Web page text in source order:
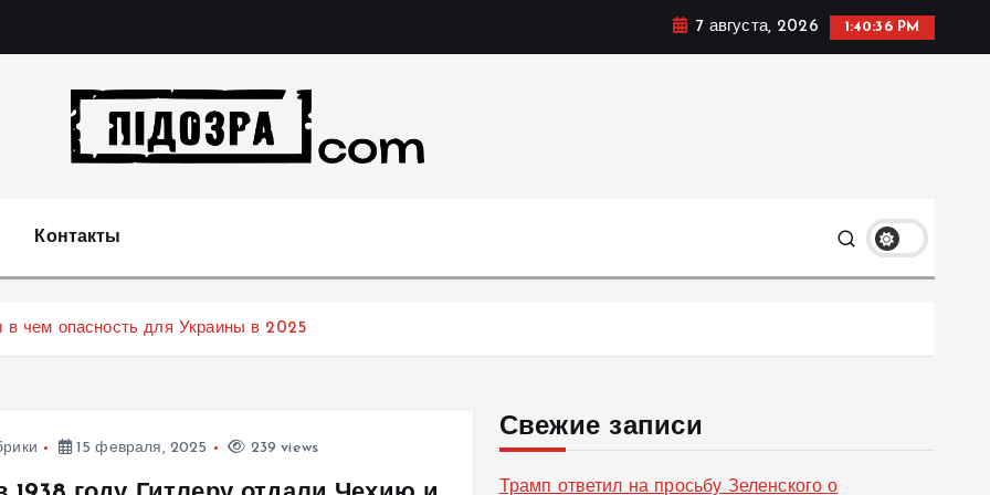
7 августа, 2026 1:40:37 PM
Контакты
в чем опасность для Украины в 2025
15 февраля, 2025 239 views
Свежие записи
Трамп ответил на просьбу Зеленского о